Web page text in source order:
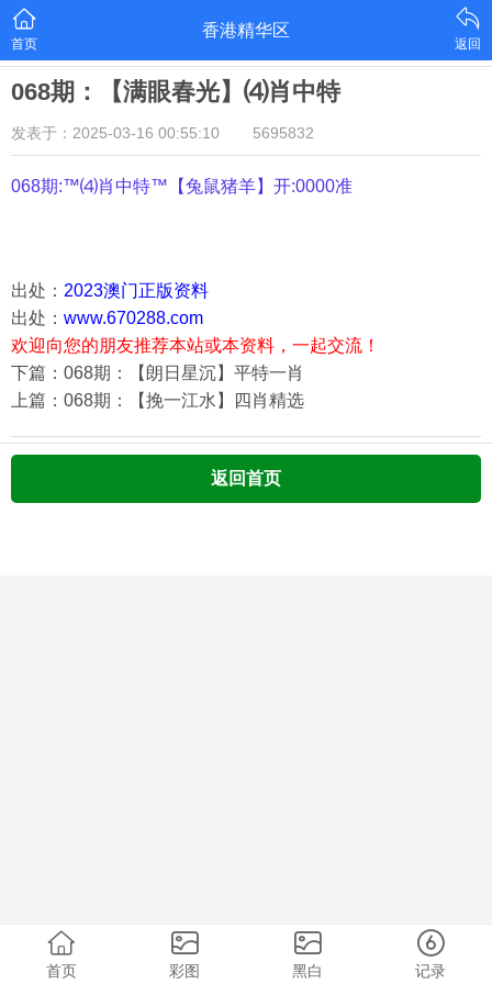
首页
香港精华区
返回
068期：【满眼春光】⑷肖中特
发表于：2025-03-16 00:55:10 5695832
068期:™⑷肖中特™【兔鼠猪羊】开:0000准
出处： 2023澳门正版资料
出处： www.670288.com
欢迎向您的朋友推荐本站或本资料，一起交流！
下篇：068期：【朗日星沉】平特一肖
上篇：068期：【挽一江水】四肖精选
返回首页
首页 彩图 黑白 记录